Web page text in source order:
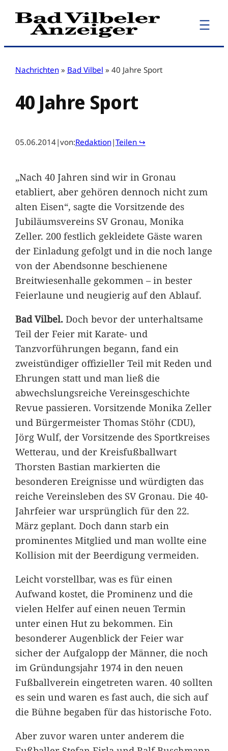
Zum
Inhalt
Nachrichten » Bad Vilbel » 40 Jahre Sport
40 Jahre Sport
05.06.2014|von:Redaktion|Teilen ↪
„Nach 40 Jahren sind wir in Gronau
etabliert, aber gehören dennoch nicht zum
alten Eisen“, sagte die Vorsitzende des
Jubiläumsvereins SV Gronau, Monika
Zeller. 200 festlich gekleidete Gäste waren
der Einladung gefolgt und in die noch lange
von der Abendsonne beschienene
Breitwiesenhalle gekommen – in bester
Feierlaune und neugierig auf den Ablauf.
Bad Vilbel.Doch bevor der unterhaltsame
Teil der Feier mit Karate- und
Tanzvorführungen begann, fand ein
zweistündiger offizieller Teil mit Reden und
Ehrungen statt und man ließ die
abwechslungsreiche Vereinsgeschichte
Revue passieren. Vorsitzende Monika Zeller
und Bürgermeister Thomas Stöhr (CDU),
Jörg Wulf, der Vorsitzende des Sportkreises
Wetterau, und der Kreisfußballwart
Thorsten Bastian markierten die
besonderen Ereignisse und würdigten das
reiche Vereinsleben des SV Gronau. Die 40-
Jahrfeier war ursprünglich für den 22.
März geplant. Doch dann starb ein
prominentes Mitglied und man wollte eine
Kollision mit der Beerdigung vermeiden.
Leicht vorstellbar, was es für einen
Aufwand kostet, die Prominenz und die
vielen Helfer auf einen neuen Termin
unter einen Hut zu bekommen. Ein
besonderer Augenblick der Feier war
sicher der Aufgalopp der Männer, die noch
im Gründungsjahr 1974 in den neuen
Fußballverein eingetreten waren. 40 sollten
es sein und waren es fast auch, die sich auf
die Bühne begaben für das historische Foto.
Aber zuvor waren unter anderem die